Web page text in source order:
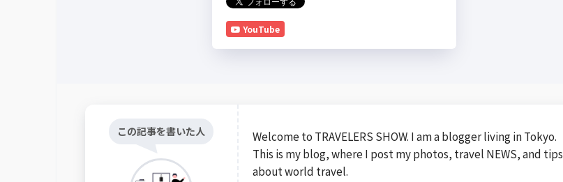
YouTube
この記事を書いた人
Welcome to TRAVELERS SHOW. I am a blogger living in Tokyo.
This is my blog, where I post my photos, travel NEWS, and tips
about world travel.